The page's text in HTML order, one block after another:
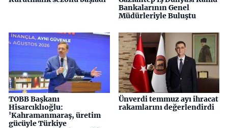
Bankalarının Genel
Müdürleriyle Buluştu
TOBB Başkanı
Hisarcıklıoğlu:
'Kahramanmaraş, üretim
gücüyle Türkiye
Ünverdi temmuz ayı ihracat
rakamlarını değerlendirdi